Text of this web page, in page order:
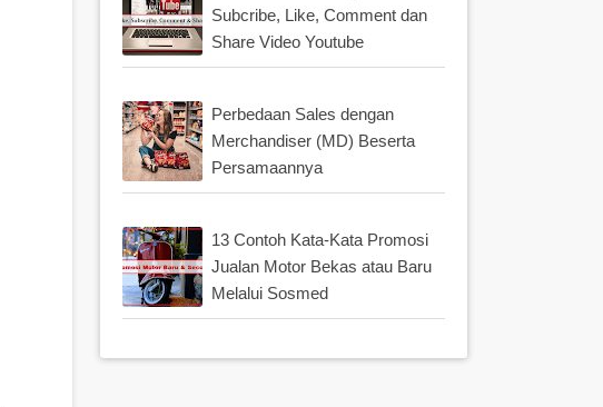
Subcribe, Like, Comment dan
Share Video Youtube
Perbedaan Sales dengan
Merchandiser (MD) Beserta
Persamaannya
13 Contoh Kata-Kata Promosi
Jualan Motor Bekas atau Baru
Melalui Sosmed